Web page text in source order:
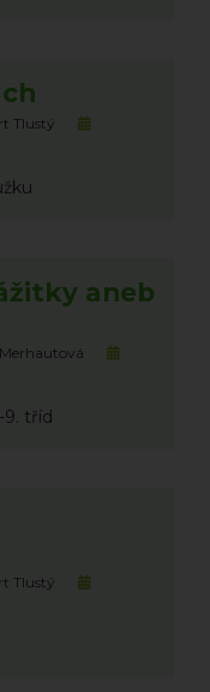
Tlustý
aneb
9. tříd
Tlustý